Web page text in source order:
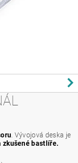
. Vývojová deska je
zkušené bastlíře.